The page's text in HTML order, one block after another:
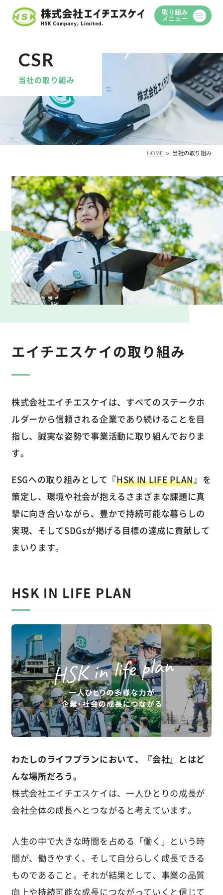
当社の取り組み
HOME 当社の取り組み
エイチエスケイの取り組み
株式会社エイチエスケイは、すべてのステークホ
ルダーから信頼される企業であり続けることを目
指し、誠実な姿勢で事業活動に取り組んでおりま
す。
ESGへの取り組みとして『HSK IN LIFE PLAN』を
策定し、環境や社会が抱えるさまざまな課題に真
摯に向き合いながら、豊かで持続可能な暮らしの
実現、そしてSDGsが掲げる目標の達成に貢献して
まいります。
取り組み
メニュー
HSK IN LIFE PLAN
わたしのライフプランにおいて、『会社』とはど
んな場所だろう。
株式会社エイチエスケイは、一人ひとりの成長が
会社全体の成長へとつながると考えています。
人生の中で大きな時間を占める「働く」という時
間が、働きやすく、そして自分らしく成長できる
ものであること。それが結果として、事業の品質
向上や持続可能な成長につながっていくと信じて